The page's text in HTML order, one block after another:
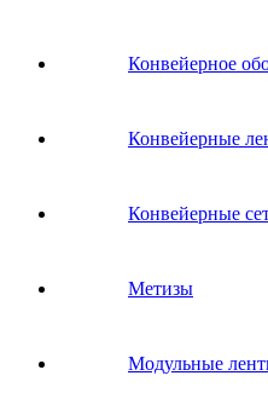
Конвейерное
Конвейерные
Конвейерные
Метизы
Модульные